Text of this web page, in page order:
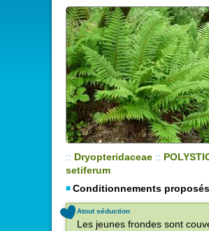
:: Dryopteridaceae ::
setiferum
Conditionnements
Atout séduction
Les jeunes frondes sont